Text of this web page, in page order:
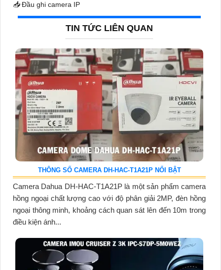
📥Đầu ghi camera IP
TIN TỨC LIÊN QUAN
THÔNG SỐ CAMERA DH-HAC-T1A21P NỔI BẬT
Camera Dahua DH-HAC-T1A21P là một sản phẩm camera
hồng ngoại chất lượng cao với độ phân giải 2MP, đèn hồng
ngoại thông minh, khoảng cách quan sát lên đến 10m trong
điều kiện ánh...